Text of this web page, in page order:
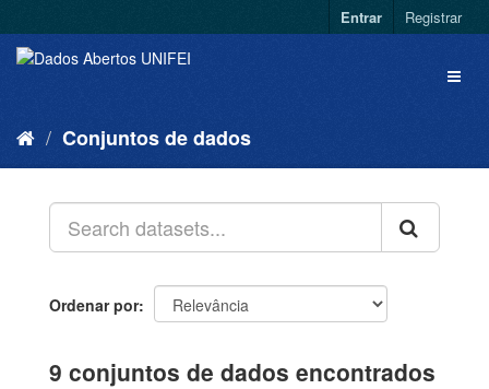
Entrar Registrar
Conjuntos de dados
Ordenar por
9 conjuntos de dados encontrados